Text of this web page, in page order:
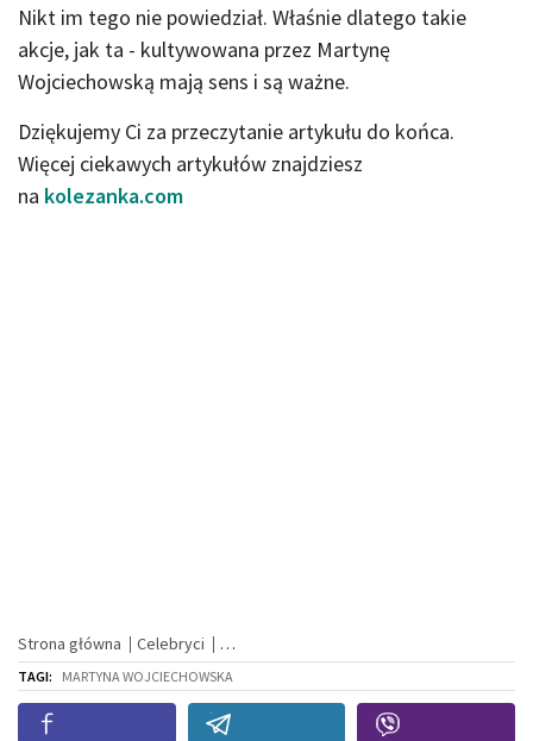
Nikt im tego nie powiedział. Właśnie dlatego takie
akcje, jak ta - kultywowana przez Martynę
Wojciechowską mają sens i są ważne.
Dziękujemy Ci za przeczytanie artykułu do końca.
Więcej ciekawych artykułów znajdziesz
na kolezanka.com
Strona główna Celebryci
TAGI: MARTYNA WOJCIECHOWSKA